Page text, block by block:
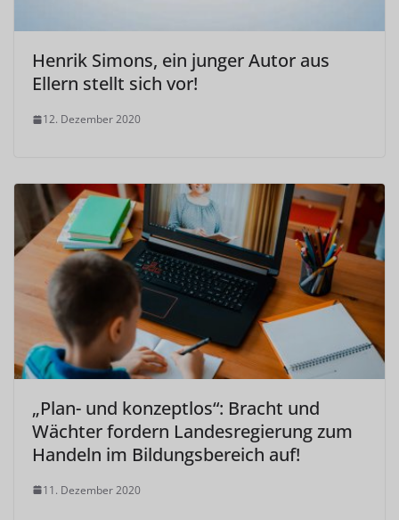
Henrik Simons, ein junger Autor aus
Ellern stellt sich vor!
12. Dezember 2020
„Plan- und konzeptlos“: Bracht und
Wächter fordern Landesregierung zum
Handeln im Bildungsbereich auf!
11. Dezember 2020